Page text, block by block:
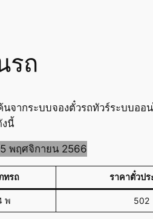
รถ
จากระบบจองตั๋วรถทัวร์ระบบออ
งนี้
พฤศจิกายน 2566
ทรถ ราคาตั๋วป
พ 502